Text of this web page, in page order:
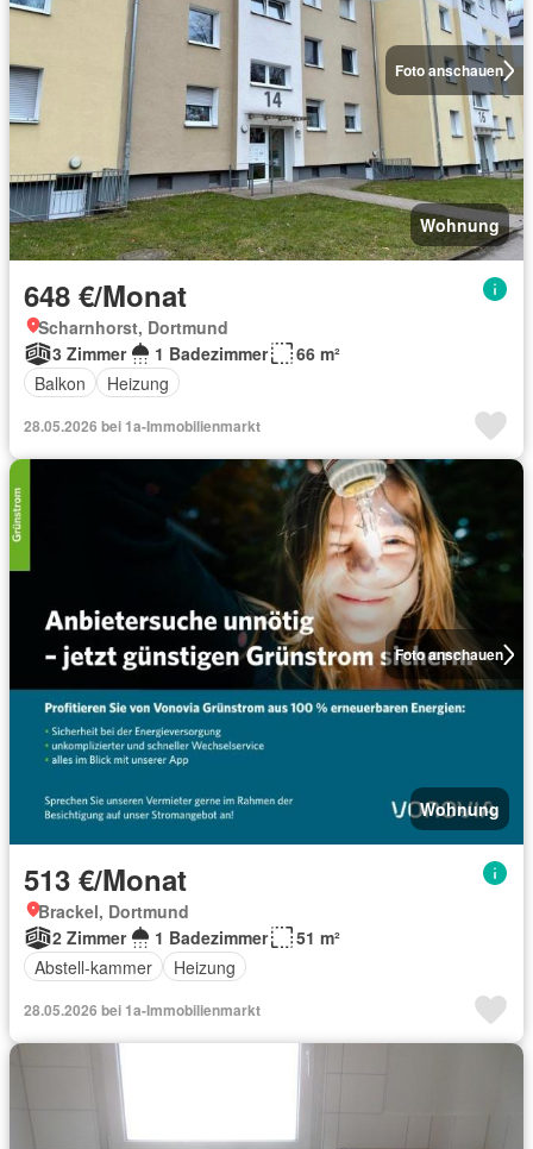
Foto anschauen
Wohnung
648 €/Monat
Scharnhorst, Dortmund
3 Zimmer
1 Badezimmer
66 m²
Balkon
Heizung
28.05.2026 bei 1a-Immobilienmarkt
Foto anschauen
Wohnung
513 €/Monat
Brackel, Dortmund
2 Zimmer
1 Badezimmer
51 m²
Abstell-kammer
Heizung
28.05.2026 bei 1a-Immobilienmarkt